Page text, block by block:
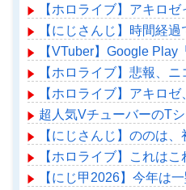
【ホロライブ】アキロ
【にじさんじ】時間経
【VTuber】Google
【ホロライブ】悲報、
【ホロライブ】アキロ
超人気VチューバーのT
【にじさんじ】ののは
【ホロライブ】これは
【にじ甲2026】今年は